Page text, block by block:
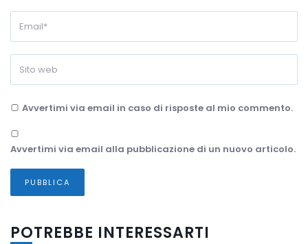
Avvertimi via email in caso di risposte al mio commento.
Avvertimi via email alla pubblicazione di un nuovo articolo.
POTREBBE INTERESSARTI